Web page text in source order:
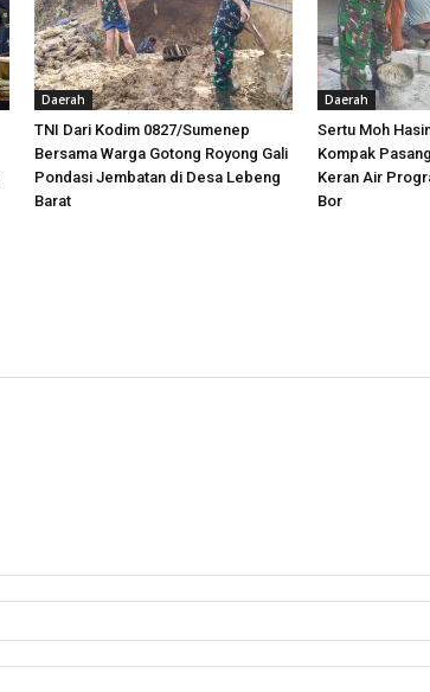
Daerah
TNI Dari Kodim 0827/Sumenep
Bersama Warga Gotong Royong Gali
Pondasi Jembatan di Desa Lebeng
Barat
Daerah
Sertu Moh
Kompak
Keran Air
Bor